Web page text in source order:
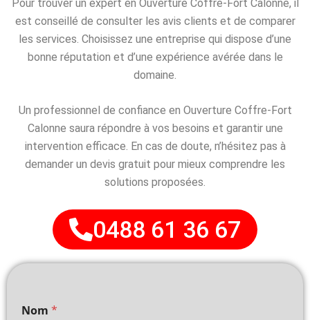
Pour trouver un expert en Ouverture Coffre-Fort Calonne, il
est conseillé de consulter les avis clients et de comparer
les services. Choisissez une entreprise qui dispose d’une
bonne réputation et d’une expérience avérée dans le
domaine.
Un professionnel de confiance en Ouverture Coffre-Fort
Calonne saura répondre à vos besoins et garantir une
intervention efficace. En cas de doute, n’hésitez pas à
demander un devis gratuit pour mieux comprendre les
solutions proposées.
0488 61 36 67
Nom *